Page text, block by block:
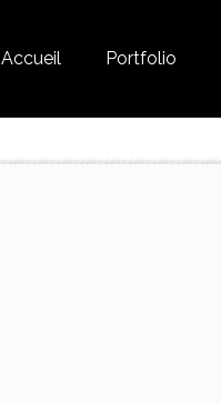
Accueil Portfolio